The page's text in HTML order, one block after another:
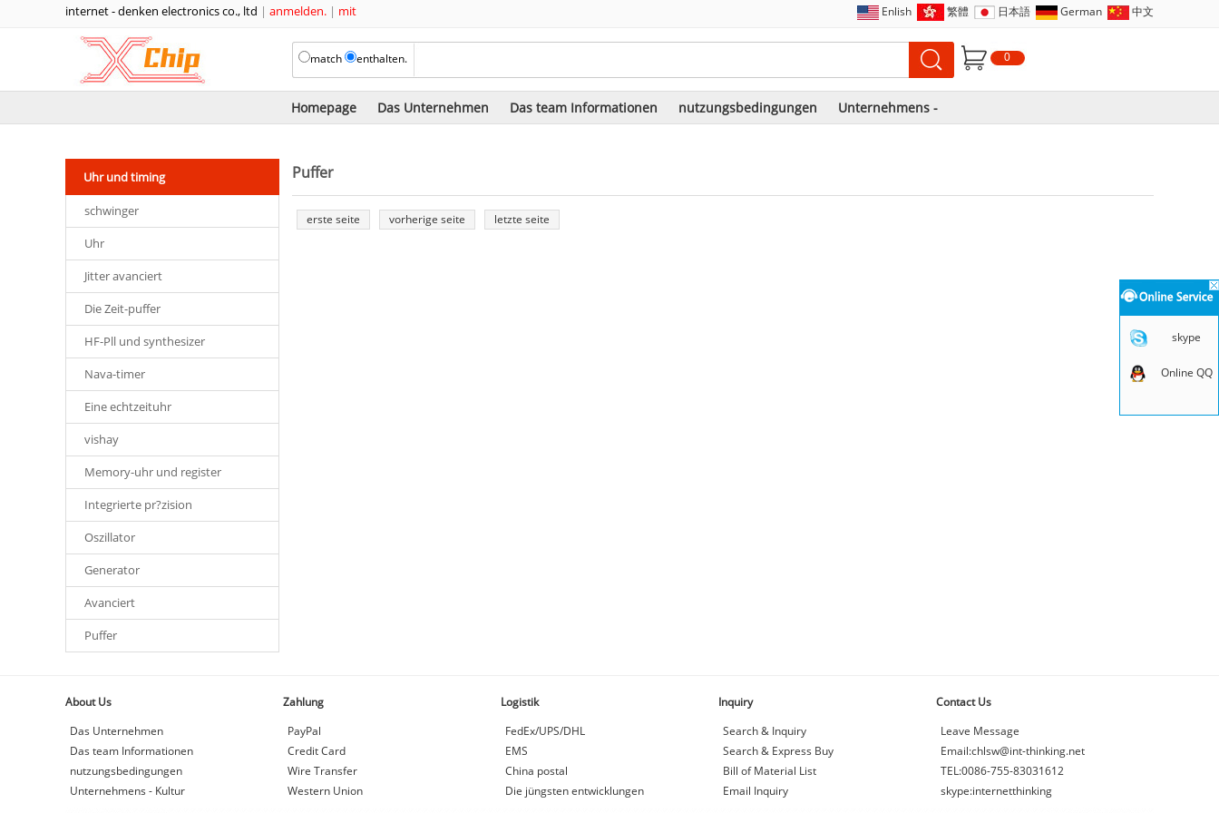
internet - denken electronics co., ltd | anmelden. | mit Enlish 繁體 日本語 German 中文
match enthalten. 0
Homepage Das Unternehmen Das team Informationen nutzungsbedingungen
Unternehmens -
Uhr und timing
schwinger
Uhr
Jitter avanciert
Die Zeit-puffer
HF-Pll und synthesizer
Nava-timer
Eine echtzeituhr
vishay
Memory-uhr und register
Integrierte pr?zision
Oszillator
Generator
Avanciert
Puffer
Puffer
erste seite vorherige seite letzte seite
About Us
Das Unternehmen
Das team Informationen
nutzungsbedingungen
Unternehmens - Kultur
Zahlung
PayPal
Credit Card
Wire Transfer
Western Union
Logistik
FedEx/UPS/DHL
EMS
China postal
Die jüngsten entwicklungen
Inquiry
Search & Inquiry
Search & Express Buy
Bill of Material List
Email Inquiry
Contact Us
Leave Message
Email:chlsw@int-thinking.net
TEL:0086-755-83031612
skype:internetthinking
skype
Online QQ